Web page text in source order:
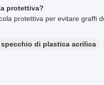
protettiva?
protettiva per evitare graffi
di plastica acrilica